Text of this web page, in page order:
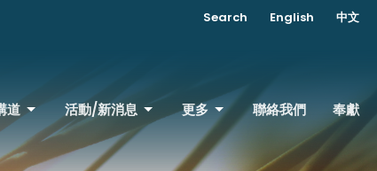
Search English 中文
道 活動/新消息 更多 聯絡我們 奉獻